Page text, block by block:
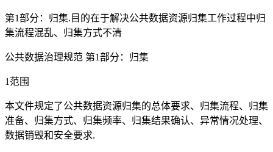
第1部分：归集.目的在于解决公共数据资源归集工作过程中归
集流程混乱、归集方式不清
公共数据治理规范 第1部分：归集
1范围
本文件规定了公共数据资源归集的总体要求、归集流程、归集
准备、归集方式、归集频率、归集结果确认、异常情况处理、
数据销毁和安全要求.